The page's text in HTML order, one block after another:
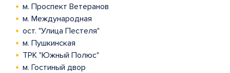
м. Проспект Ветеранов
м. Международная
ост. "Улица Пестеля"
м. Пушкинская
ТРК "Южный Полюс"
м. Гостиный двор